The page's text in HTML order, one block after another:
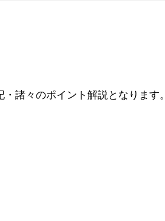
諸々のポイント解説となります。